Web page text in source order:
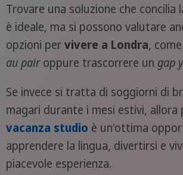
Trovare una soluzione che concilia
è ideale, ma si possono valutare
opzioni pervivere a Londra,
au pairoppure trascorrere un gap
Se invece si tratta di soggiorni di
magari durante i mesi estivi, allora
vacanza studio è un'ottima
apprendere la lingua, divertirsi e
piacevole esperienza.